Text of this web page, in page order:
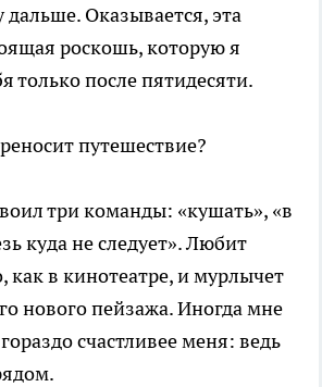
дальше. Оказывается, эта
роскошь, которую я
только после пятидесяти.
путешествие?
три команды: «кушать», «в
куда не следует». Любит
как в кинотеатре, и мурлычет
нового пейзажа. Иногда мне
счастливее меня: ведь